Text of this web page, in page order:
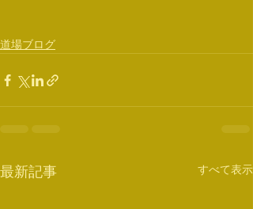
道場ブログ
最新記事 すべて表示